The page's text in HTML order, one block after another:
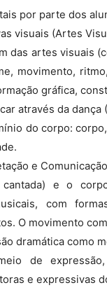
por parte dos
visuais (Artes
das artes visuais
movimento,
gráfica,
através da dança
do corpo:
e
e o
com
O movimento
dramática como
de
e expressivas